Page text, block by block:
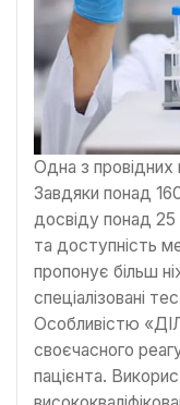
Одна з провідних
Завдяки понад 160
досвіду понад 25
та доступність
пропонує більш
спеціалізовані
Особливістю
своєчасного
пацієнта.